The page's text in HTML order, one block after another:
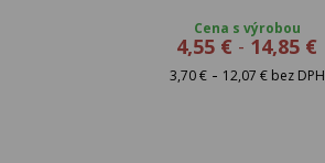
Cena s výrobou
4,55 € - 14,85 €
3,70 €- 12,07 € bez DPH